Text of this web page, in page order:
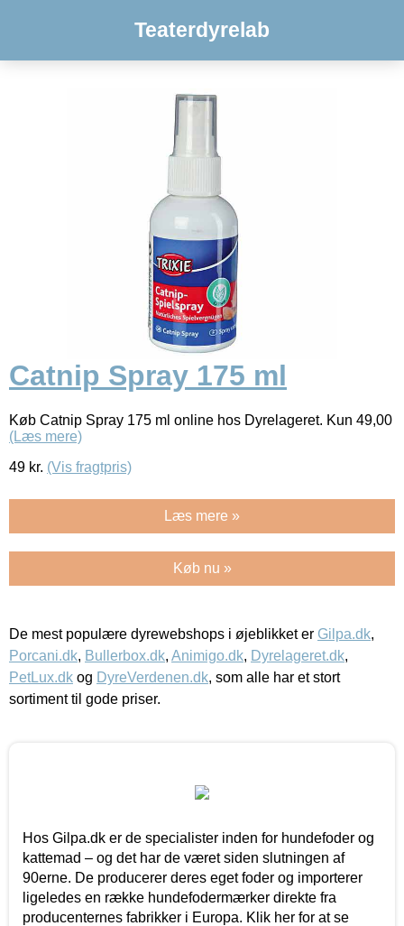
Teaterdyrelab
Catnip Spray 175 ml
Køb Catnip Spray 175 ml online hos Dyrelageret. Kun 49,00
(Læs mere)
49 kr. (Vis fragtpris)
Læs mere »
Køb nu »
De mest populære dyrewebshops i øjeblikket er Gilpa.dk,
Porcani.dk, Bullerbox.dk, Animigo.dk, Dyrelageret.dk,
PetLux.dk og DyreVerdenen.dk, som alle har et stort
sortiment til gode priser.
Hos Gilpa.dk er de specialister inden for hundefoder og
kattemad – og det har de været siden slutningen af
90erne. De producerer deres eget foder og importerer
ligeledes en række hundefodermærker direkte fra
producenternes fabrikker i Europa. Klik her for at se